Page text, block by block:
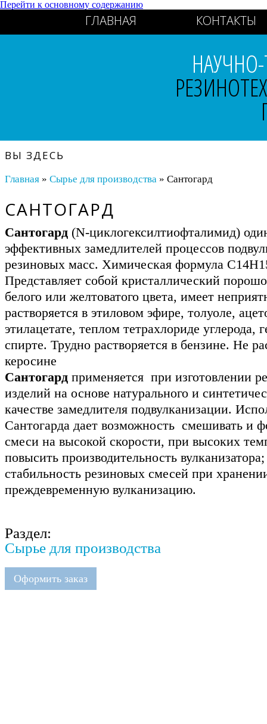
Перейти к основному содержанию
ГЛАВНАЯ КОНТАКТЫ
ВЫ ЗДЕСЬ
Главная» Сырье для производства» Сантогард
САНТОГАРД
Сантогард(N-циклогексилтиофталимид)
эффективных замедлителей процессов
резиновых масс. Химическая формула
Представляет собой кристаллический
белого или желтоватого цвета, имеет
растворяется в этиловом эфире, толуоле,
этилацетате, теплом тетрахлориде углерода,
спирте. Трудно растворяется в бензине. Не
керосине
Сантогардприменяется при изготовлении
изделий на основе натурального и
качестве замедлителя подвулканизации.
Сантогарда дает возможность смешивать и
смеси на высокой скорости, при высоких
повысить производительность
стабильность резиновых смесей при
преждевременную вулканизацию.
Раздел:
Сырье для производства
Оформить заказ